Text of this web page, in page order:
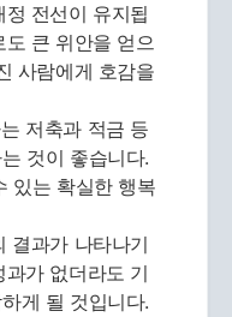
전선이 유지됩
도 큰 위안을 얻으
사람에게 호감을
저축과 적금 등
것이 좋습니다.
있는 확실한 행복
결과가 나타나기
가 없더라도 기
게 될 것입니다.